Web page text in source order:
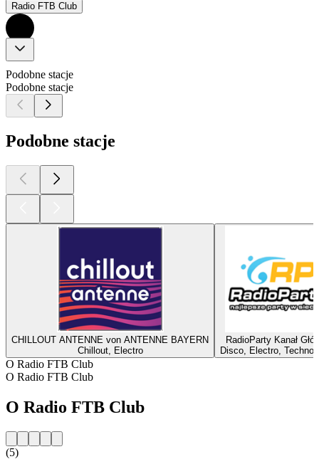
Radio FTB Club
Podobne stacje
Podobne stacje
Podobne stacje
CHILLOUT ANTENNE von ANTENNE BAYERN
Chillout, Electro
RadioParty Kanał
Disco, Electro, Techno,
O Radio FTB Club
O Radio FTB Club
O Radio FTB Club
(5)